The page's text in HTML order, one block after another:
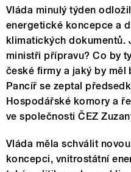
Vláda minulý týden
energetické koncepce a
klimatických dokumentů.
ministři přípravu? Co by
české firmy a jaký by měl
Pancíř se zeptal
Hospodářské komory a
ve společnosti ČEZ
Vláda měla schválit
koncepci, vnitrostátní